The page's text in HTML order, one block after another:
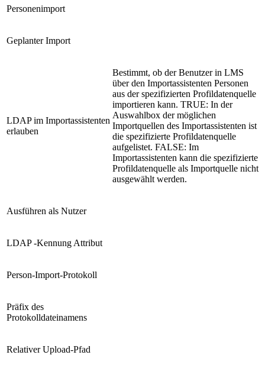
Personenimport
Geplanter Import
LDAP im Importassistenten
erlauben
Bestimmt, ob der Benutzer in LMS
über den Importassistenten Personen
aus der spezifizierten Profildatenquelle
importieren kann. TRUE: In der
Auswahlbox der möglichen
Importquellen des Importassistenten ist
die spezifizierte Profildatenquelle
aufgelistet. FALSE: Im
Importassistenten kann die spezifizierte
Profildatenquelle als Importquelle nicht
ausgewählt werden.
Ausführen als Nutzer
LDAP -Kennung Attribut
Person-Import-Protokoll
Präfix des
Protokolldateinamens
Relativer Upload-Pfad